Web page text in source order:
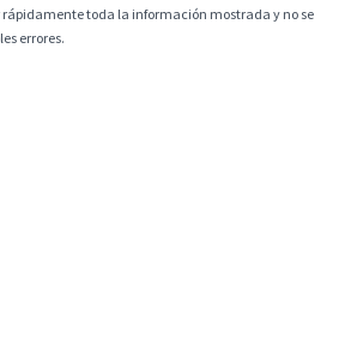
toda la información mostrada y no se
errores.